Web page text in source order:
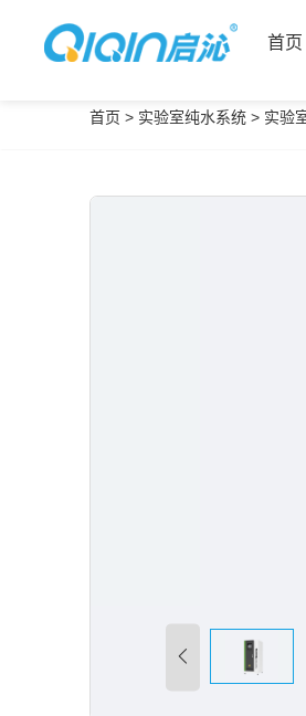
首页
首页
首页 > 实验室纯水系统> 实验